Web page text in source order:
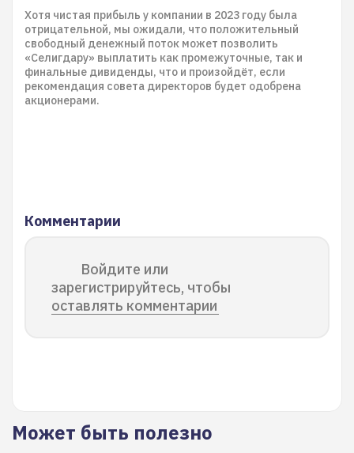
Хотя чистая прибыль у компании в 2023 году была
отрицательной, мы ожидали, что положительный
свободный денежный поток может позволить
«Селигдару» выплатить как промежуточные, так и
финальные дивиденды, что и произойдёт, если
рекомендация совета директоров будет одобрена
акционерами.
Комментарии
Войдите или
зарегистрируйтесь, чтобы
оставлять комментарии
Может быть полезно